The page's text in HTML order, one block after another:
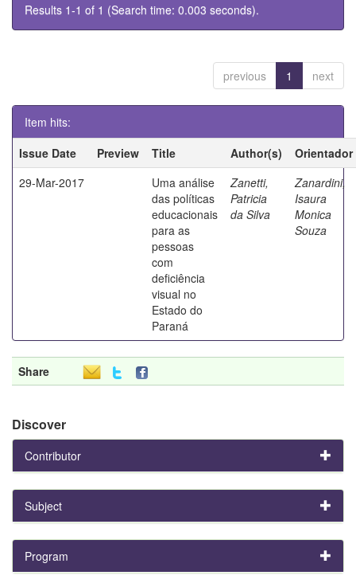
Results 1-1 of 1 (Search time: 0.003 seconds).
previous 1 next
Item hits:
Issue Date
Preview Title Author(s)
Orientador
29-Mar-2017
Uma análise
das políticas
educacionais
para as
pessoas
com
deficiência
visual no
Estado do
Paraná
Zanetti,
Patricia
da Silva
Zanardini,
Isaura
Monica
Souza
Share
Discover
Contributor
Subject
Program